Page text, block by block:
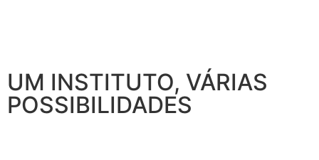
UM INSTITUTO, VÁRIAS
POSSIBILIDADES